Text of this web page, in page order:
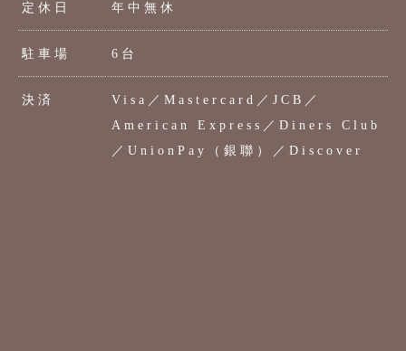
定休日 年中無休
駐車場 6台
決済
Visa／Mastercard／JCB／
American Express／Diners Club
／UnionPay（銀聯）／Discover